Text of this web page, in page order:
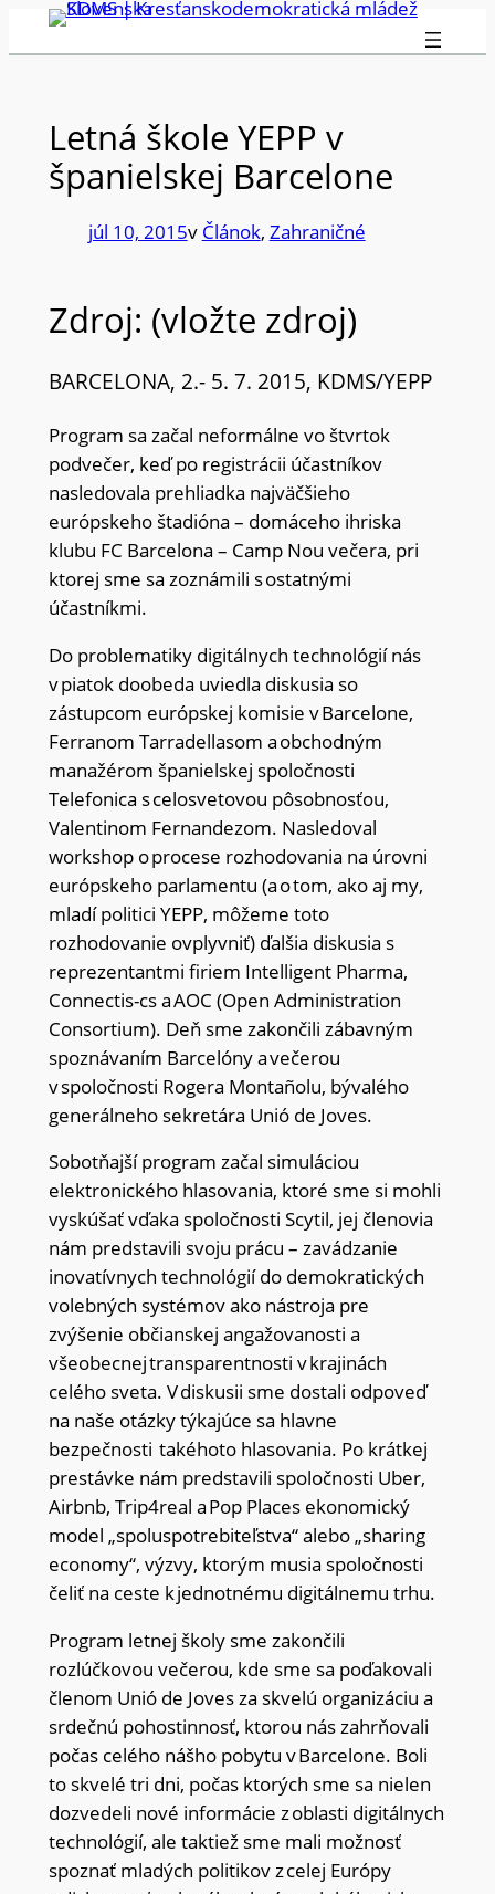
Prejsť
na
Letná škole YEPP v
španielskej Barcelone
júl 10, 2015v Článok, Zahraničné
Zdroj: (vložte zdroj)
BARCELONA, 2.- 5. 7. 2015, KDMS/YEPP
Program sa začal neformálne vo štvrtok
podvečer, keď po registrácii účastníkov
nasledovala prehliadka najväčšieho
európskeho štadióna – domáceho ihriska
klubu FC Barcelona – Camp Nou večera, pri
ktorej sme sa zoznámili s ostatnými
účastníkmi.
Do problematiky digitálnych technológií nás
v piatok doobeda uviedla diskusia so
zástupcom európskej komisie v Barcelone,
Ferranom Tarradellasom a obchodným
manažérom španielskej spoločnosti
Telefonica s celosvetovou pôsobnosťou,
Valentinom Fernandezom. Nasledoval
workshop o procese rozhodovania na úrovni
európskeho parlamentu (a o tom, ako aj my,
mladí politici YEPP, môžeme toto
rozhodovanie ovplyvniť) ďalšia diskusia s
reprezentantmi firiem Intelligent Pharma,
Connectis-cs a AOC (Open Administration
Consortium). Deň sme zakončili zábavným
spoznávaním Barcelóny a večerou
v spoločnosti Rogera Montañolu, bývalého
generálneho sekretára Unió de Joves.
Sobotňajší program začal simuláciou
elektronického hlasovania, ktoré sme si mohli
vyskúšať vďaka spoločnosti Scytil, jej členovia
nám predstavili svoju prácu – zavádzanie
inovatívnych technológií do demokratických
volebných systémov ako nástroja pre
zvýšenie občianskej angažovanosti a
všeobecnej transparentnosti v krajinách
celého sveta. V diskusii sme dostali odpoveď
na naše otázky týkajúce sa hlavne
bezpečnosti takéhoto hlasovania. Po krátkej
prestávke nám predstavili spoločnosti Uber,
Airbnb, Trip4real a Pop Places ekonomický
model „spoluspotrebiteľstva“ alebo „sharing
economy“, výzvy, ktorým musia spoločnosti
čeliť na ceste k jednotnému digitálnemu trhu.
Program letnej školy sme zakončili
rozlúčkovou večerou, kde sme sa poďakovali
členom Unió de Joves za skvelú organizáciu a
srdečnú pohostinnosť, ktorou nás zahrňovali
počas celého nášho pobytu v Barcelone. Boli
to skvelé tri dni, počas ktorých sme sa nielen
dozvedeli nové informácie z oblasti digitálnych
technológií, ale taktiež sme mali možnosť
spoznať mladých politikov z celej Európy